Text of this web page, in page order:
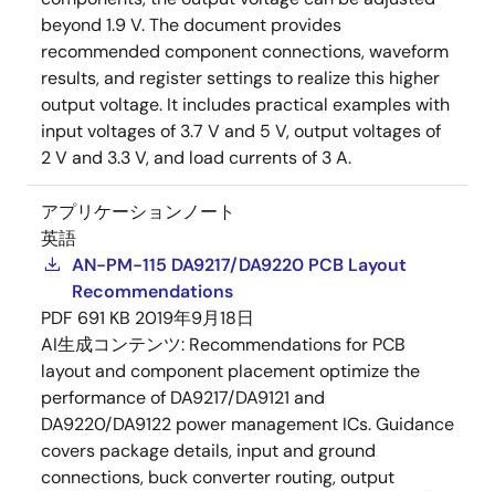
beyond 1.9 V. The document provides
recommended component connections, waveform
results, and register settings to realize this higher
output voltage. It includes practical examples with
input voltages of 3.7 V and 5 V, output voltages of
2 V and 3.3 V, and load currents of 3 A.
アプリケーションノート
英語
AN-PM-115 DA9217/DA9220 PCB Layout
Recommendations
PDF 691 KB 2019年9月18日
AI生成コンテンツ: Recommendations for PCB
layout and component placement optimize the
performance of DA9217/DA9121 and
DA9220/DA9122 power management ICs. Guidance
covers package details, input and ground
connections, buck converter routing, output